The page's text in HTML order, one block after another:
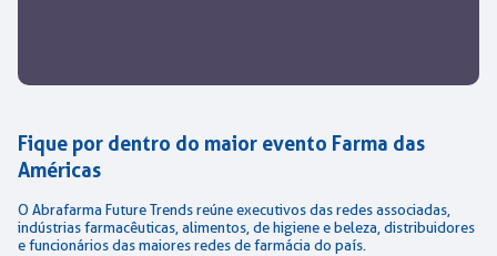
Fique por dentro do maior evento Farma das
Américas
O Abrafarma Future Trends reúne executivos das redes associadas,
indústrias farmacêuticas, alimentos, de higiene e beleza, distribuidores
e funcionários das maiores redes de farmácia do país.